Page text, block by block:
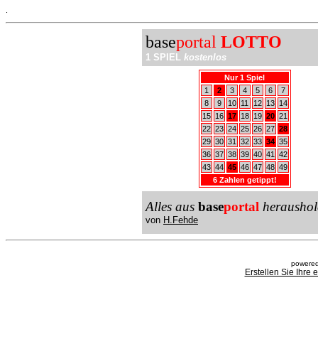
baseportal LOTTO
1 SPIEL kostenlos
Nur 1 Spiel
1
2 3 4 5 6
7
8
9 10 11 12 13
14
15
16 17 18 19 20 21
22 23 24 25 26 27 28
29 30 31 32 33 34 35
36 37 38 39 40 41
42
43 44 45 46 47 48 49
6 Zahlen getippt!
Alles aus baseportal
von H.Fehde
Erstellen Sie Ihre